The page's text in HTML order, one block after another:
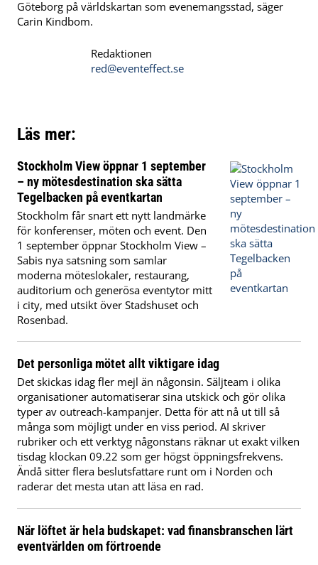
Göteborg på världskartan som evenemangsstad, säger
Carin Kindbom.
Redaktionen
red@eventeffect.se
Läs mer:
Stockholm View öppnar 1 september
– ny mötesdestination ska sätta
Tegelbacken på eventkartan
Stockholm får snart ett nytt landmärke
för konferenser, möten och event. Den
1 september öppnar Stockholm View –
Sabis nya satsning som samlar
moderna möteslokaler, restaurang,
auditorium och generösa eventytor mitt
i city, med utsikt över Stadshuset och
Rosenbad.
Det personliga mötet allt viktigare idag
Det skickas idag fler mejl än någonsin. Säljteam i olika
organisationer automatiserar sina utskick och gör olika
typer av outreach-kampanjer. Detta för att nå ut till så
många som möjligt under en viss period. AI skriver
rubriker och ett verktyg någonstans räknar ut exakt vilken
tisdag klockan 09.22 som ger högst öppningsfrekvens.
Ändå sitter flera beslutsfattare runt om i Norden och
raderar det mesta utan att läsa en rad.
När löftet är hela budskapet: vad finansbranschen lärt
eventvärlden om förtroende